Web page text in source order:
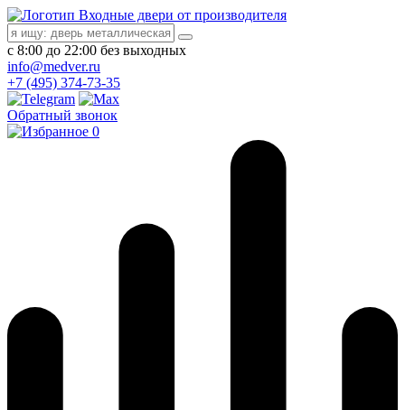
Входные двери от производителя
с 8:00 до 22:00 без выходных
info@medver.ru
+7 (495) 374-73-35
Обратный звонок
0